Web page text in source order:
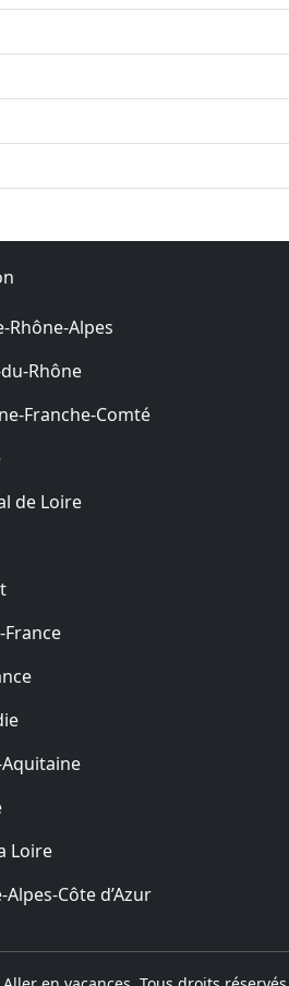
Rhône-Alpes
Rhône
Franche-Comté
de Loire
Loire
Côte d’Azur